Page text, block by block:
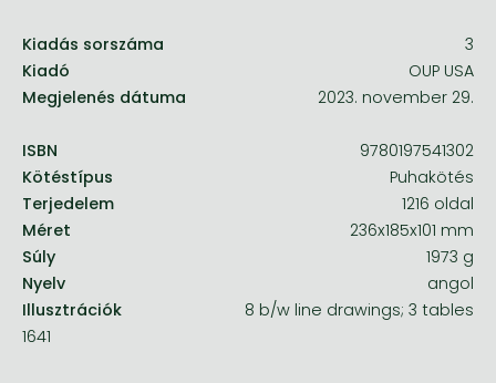
Kiadás sorszáma
3
Kiadó
OUP USA
Megjelenés dátuma
2023. november 29.
ISBN
9780197541302
Kötéstípus
Puhakötés
Terjedelem
1216 oldal
Méret
236x185x101 mm
Súly
1973 g
Nyelv
angol
Illusztrációk
8 b/w line drawings; 3 tables
1641